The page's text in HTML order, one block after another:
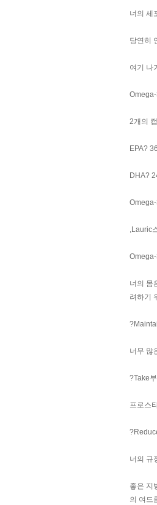
너의 세
당연히
여기 나
2개의
EPA?
DHA?
,Lauric
너의 몸
려하기
너무 많
?Take
프로스
너의 규
좋은 지
의 여드